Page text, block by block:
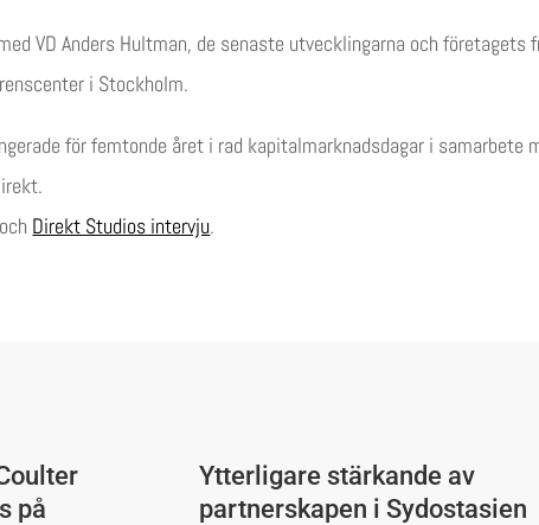
VD Anders Hultman, de senaste utvecklingarna och
i Stockholm.
för femtonde året i rad kapitalmarknadsdagar i
Direkt Studios intervju.
på
Ytterligare stärkande av
partnerskapen i Sydostasien